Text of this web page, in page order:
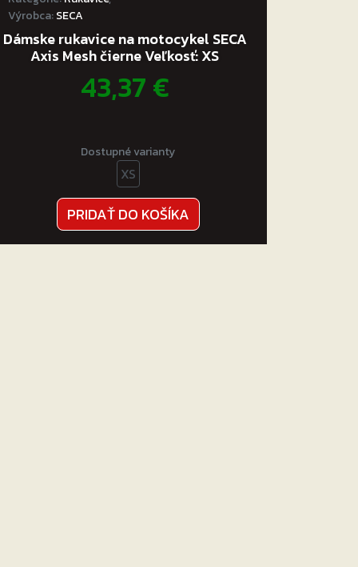
Výrobca:SECA
Dámske rukavice na motocykel SECA
Axis Mesh čierne Veľkosť: XS
43,37€
Dostupné varianty
XS
PRIDAŤ DO KOŠÍKA